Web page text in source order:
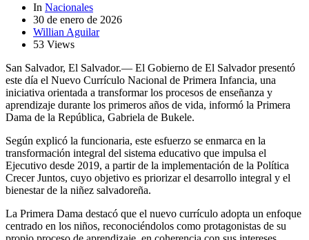
In Nacionales
30 de enero de 2026
Willian Aguilar
53 Views
San Salvador, El Salvador.— El Gobierno de El Salvador presentó
este día el Nuevo Currículo Nacional de Primera Infancia, una
iniciativa orientada a transformar los procesos de enseñanza y
aprendizaje durante los primeros años de vida, informó la Primera
Dama de la República, Gabriela de Bukele.
Según explicó la funcionaria, este esfuerzo se enmarca en la
transformación integral del sistema educativo que impulsa el
Ejecutivo desde 2019, a partir de la implementación de la Política
Crecer Juntos, cuyo objetivo es priorizar el desarrollo integral y el
bienestar de la niñez salvadoreña.
La Primera Dama destacó que el nuevo currículo adopta un enfoque
centrado en los niños, reconociéndolos como protagonistas de su